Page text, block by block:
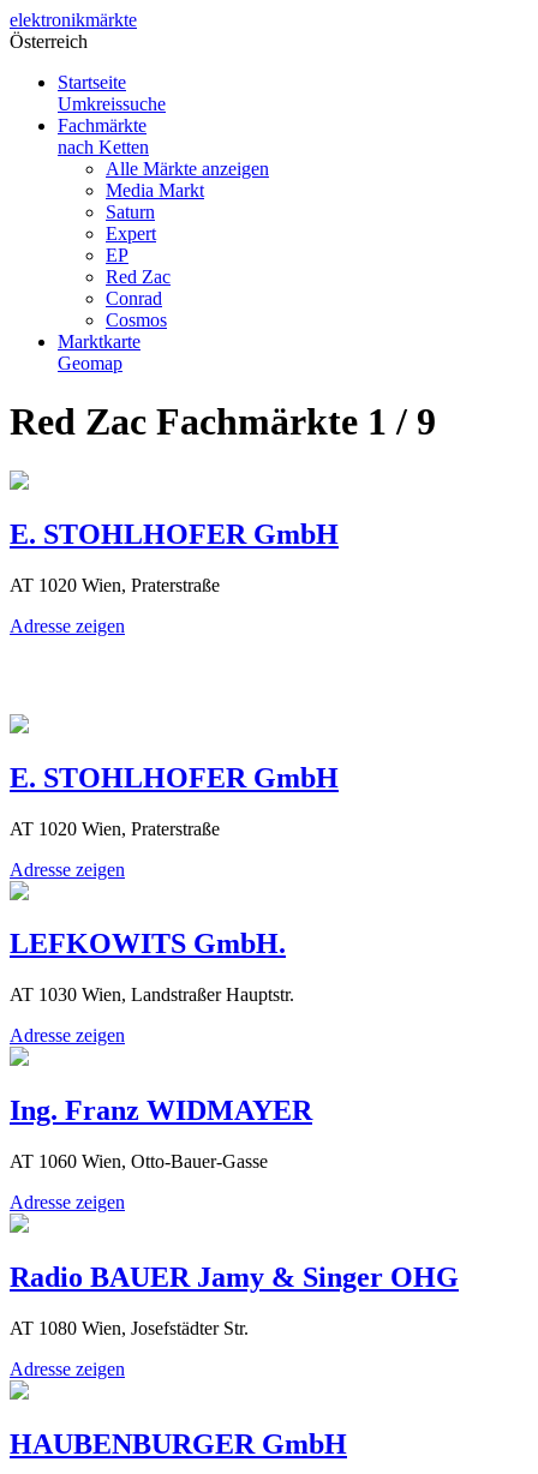
elektronikmärkte
Österreich
Startseite
Umkreissuche
Fachmärkte
nach Ketten
Alle Märkte anzeigen
Media Markt
Saturn
Expert
EP
Red Zac
Conrad
Cosmos
Marktkarte
Geomap
Red Zac Fachmärkte 1 / 9
E. STOHLHOFER GmbH
AT 1020 Wien, Praterstraße
Adresse zeigen
E. STOHLHOFER GmbH
AT 1020 Wien, Praterstraße
Adresse zeigen
LEFKOWITS GmbH.
AT 1030 Wien, Landstraßer Hauptstr.
Adresse zeigen
Ing. Franz WIDMAYER
AT 1060 Wien, Otto-Bauer-Gasse
Adresse zeigen
Radio BAUER Jamy & Singer OHG
AT 1080 Wien, Josefstädter Str.
Adresse zeigen
HAUBENBURGER GmbH